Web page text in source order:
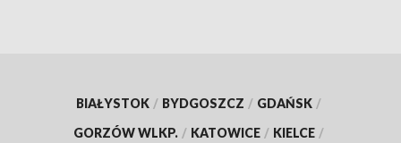
BIAŁYSTOK / BYDGOSZCZ / GDAŃSK /
GORZÓW WLKP. / KATOWICE / KIELCE /